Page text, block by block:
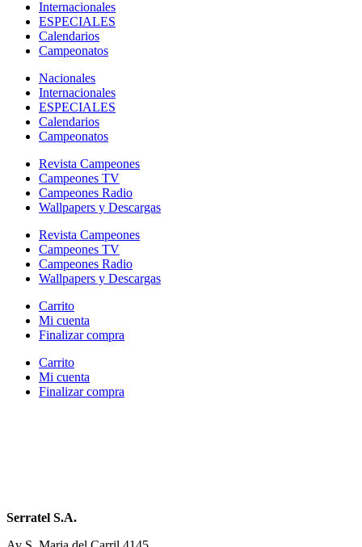
Internacionales
ESPECIALES
Calendarios
Campeonatos
Nacionales
Internacionales
ESPECIALES
Calendarios
Campeonatos
Revista Campeones
Campeones TV
Campeones Radio
Wallpapers y Descargas
Revista Campeones
Campeones TV
Campeones Radio
Wallpapers y Descargas
Carrito
Mi cuenta
Finalizar compra
Carrito
Mi cuenta
Finalizar compra
Serratel S.A.